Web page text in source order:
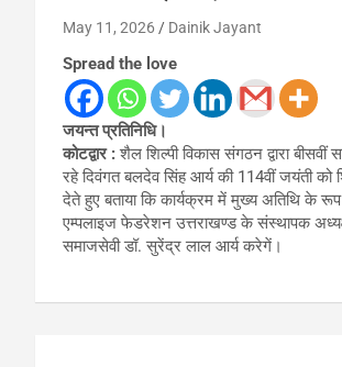
May 11, 2026 Dainik Jayant
Spread the love
जयन्त प्रतिनिधि।
कोटद्वार :शैल शिल्पी विकास संगठन द्वारा
रहे दिवंगत बलदेव सिंह आर्य की 114वीं जयंती
देते हुए बताया कि कार्यक्रम में मुख्य अतिथि के
एम्पलाइज फेडरेशन उत्तराखण्ड के संस्थापक
समाजसेवी डॉ. सुरेंद्र लाल आर्य करेगें।